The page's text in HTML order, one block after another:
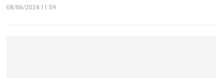
08/06/2024 11:59